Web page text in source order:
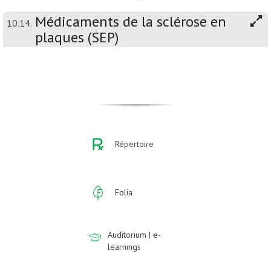
10.14. Médicaments de la sclérose en
plaques (SEP)
Répertoire
Folia
Auditorium | e-
learnings